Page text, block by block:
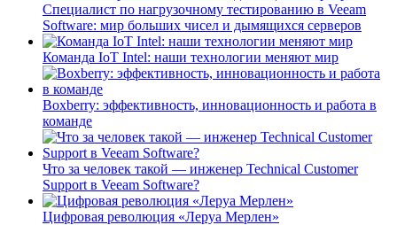
Специалист по нагрузочному тестированию в Veeam
Software: мир больших чисел и дымящихся серверов
Команда IoT Intel: наши технологии меняют мир
Boxberry: эффективность, инновационность и работа в
команде
Что за человек такой — инженер Technical Customer
Support в Veeam Software?
Цифровая революция «Леруа Мерлен»